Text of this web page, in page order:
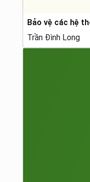
Bảo vệ các hệ
Trần Đình Long